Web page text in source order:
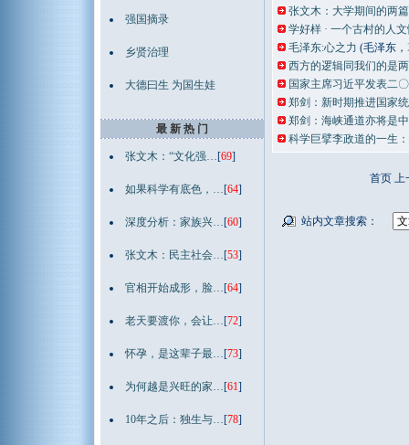
强国摘录
乡贤治理
大德曰生 为国生娃
最 新 热 门
张文木：“文化强…[69]
如果科学有底色，…[64]
深度分析：家族兴…[60]
张文木：民主社会…[53]
官相开始成形，脸…[64]
老天要渡你，会让…[72]
怀孕，是这辈子最…[73]
为何越是兴旺的家…[61]
10年之后：独生与…[78]
张文木：大学期间的两
学好样 · 一个古村的人
毛泽东:心之力 (毛泽东，
西方的逻辑同我们的是
国家主席习近平发表二
郑剑：新时期推进国家
郑剑：海峡通道亦将是
科学巨擘李政道的一生
首页
站内文章搜索：